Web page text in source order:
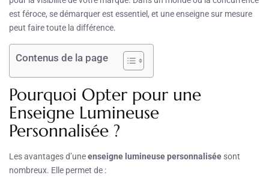
est féroce, se démarquer est essentiel, et une enseigne sur mesure
peut faire toute la différence.
Contenus de la page
Pourquoi Opter pour une
Enseigne Lumineuse
Personnalisée ?
Les avantages d’uneenseigne lumineuse personnalisée sont
nombreux. Elle permet de :